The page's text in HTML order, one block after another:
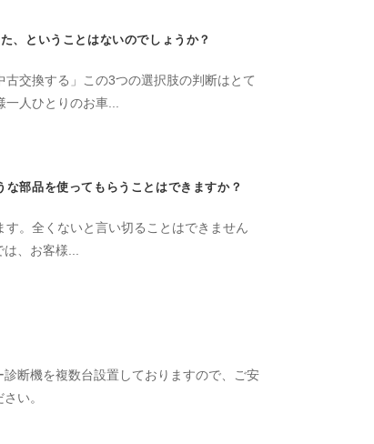
、ということはないのでしょうか？
交換する」この3つの選択肢の判断はとて
人ひとりのお車...
部品を使ってもらうことはできますか？
。全くないと言い切ることはできません
、お客様...
断機を複数台設置しておりますので、ご安
い。